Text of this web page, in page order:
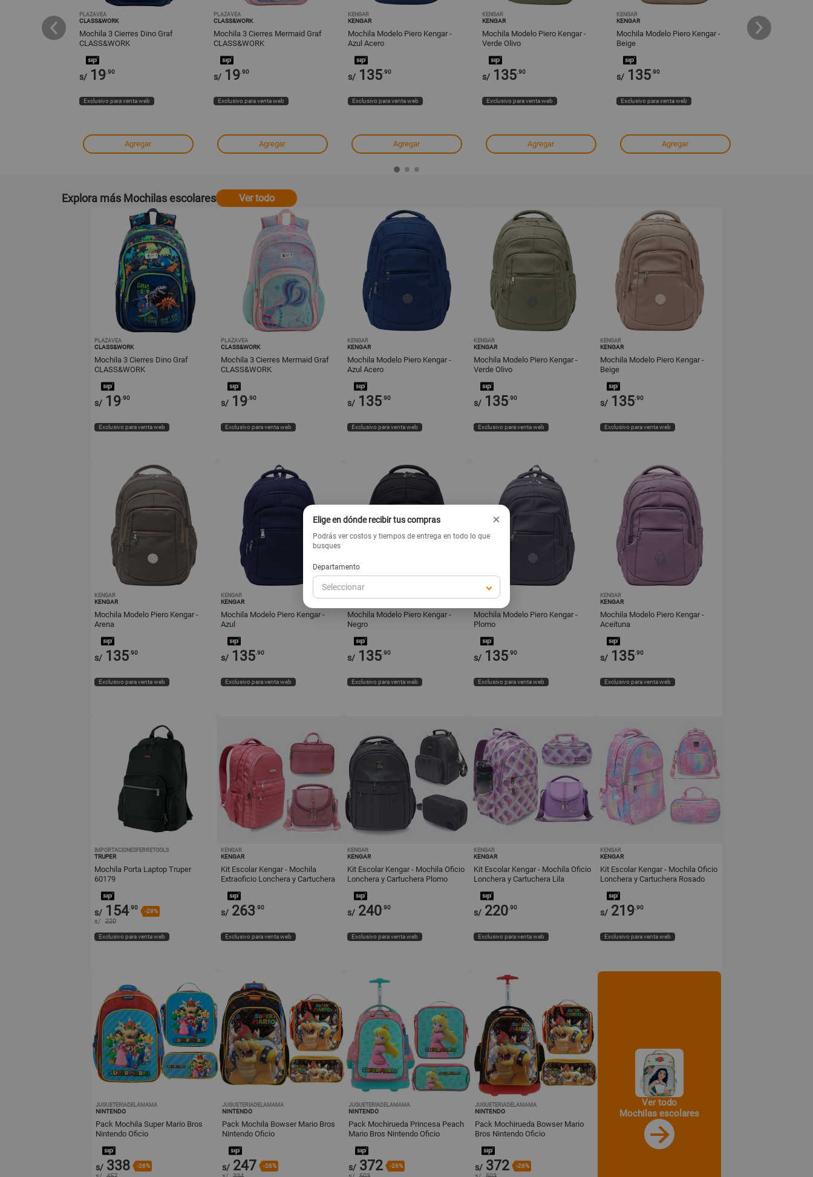
- Mochila Oficio
PLAZAVEA
CLASS&WORK
Mochila 3 Cierres Dino Graf
CLASS&WORK
s/ 19.90
Exclusivo para venta web
Agregar
PLAZAVEA
CLASS&WORK
Mochila 3 Cierres Mermaid Graf
CLASS&WORK
s/ 19.90
Exclusivo para venta web
Agregar
KENGAR
KENGAR
Mochila Modelo Piero Kengar -
Azul Acero
s/ 135.90
Exclusivo para venta web
Agregar
KENGAR
KENGAR
Mochila Modelo Piero Kengar -
Verde Olivo
s/ 135.90
Exclusivo para venta web
Agregar
KENGAR
KENGAR
Mochila Modelo Piero Kengar -
Beige
s/ 135.90
Exclusivo para venta web
Agregar
KENGAR
KENGAR
Mochila Modelo
Explora más Mochilas escolares Ver todo
PLAZAVEA
CLASS&WORK
Mochila 3 Cierres Dino Graf
CLASS&WORK
s/ 19.90
Exclusivo para venta web
PLAZAVEA
CLASS&WORK
Mochila 3 Cierres Mermaid Graf
CLASS&WORK
s/ 19.90
Exclusivo para venta web
KENGAR
KENGAR
Mochila Modelo Piero Kengar -
Azul Acero
s/ 135.90
Exclusivo para venta web
KENGAR
KENGAR
Mochila Modelo Piero Kengar -
Verde Olivo
s/ 135.90
Exclusivo para venta web
KENGAR
KENGAR
Mochila Modelo Piero Kengar -
Beige
s/ 135.90
Exclusivo para venta web
KENGAR
KENGAR
Mochila Modelo Piero Kengar -
Arena
s/ 135.90
Exclusivo para venta web
KENGAR
KENGAR
Mochila Modelo Piero Kengar -
Azul
s/ 135.90
Exclusivo para venta web
Mochila Modelo Piero Kengar -
Negro
s/ 135.90
Exclusivo para venta web
Mochila Modelo Piero Kengar -
Plomo
s/ 135.90
Exclusivo para venta web
KENGAR
KENGAR
Mochila Modelo Piero Kengar -
Aceituna
s/ 135.90
Exclusivo para venta web
IMPORTACIONESFERRETOOLS
TRUPER
Mochila Porta Laptop Truper
60179
s/ 154.90
-29%
s/ 220
Exclusivo para venta web
KENGAR
KENGAR
Kit Escolar Kengar - Mochila
Extraoficio Lonchera y Cartuchera
s/ 263.90
Exclusivo para venta web
KENGAR
KENGAR
Kit Escolar Kengar - Mochila Oficio
Lonchera y Cartuchera Plomo
s/ 240.90
Exclusivo para venta web
KENGAR
KENGAR
Kit Escolar Kengar - Mochila Oficio
Lonchera y Cartuchera Lila
s/ 220.90
Exclusivo para venta web
KENGAR
KENGAR
Kit Escolar Kengar - Mochila Oficio
Lonchera y Cartuchera Rosado
s/ 219.90
Exclusivo para venta web
JUGUETERIADELAMAMA
NINTENDO
Pack Mochila Super Mario Bros
Nintendo Oficio
s/ 338 -26%
JUGUETERIADELAMAMA
NINTENDO
Pack Mochila Bowser Mario Bros
Nintendo Oficio
s/ 247 -26%
JUGUETERIADELAMAMA
NINTENDO
Pack Mochirueda Princesa Peach
Mario Bros Nintendo Oficio
s/ 372 -26%
JUGUETERIADELAMAMA
NINTENDO
Pack Mochirueda Bowser Mario
Bros Nintendo Oficio
s/ 372 -26%
Ver todo
Mochilas escolares
Elige en dónde recibir tus compras ×
Podrás ver costos y tiempos de entrega en todo lo que
busques
Departamento
Seleccionar